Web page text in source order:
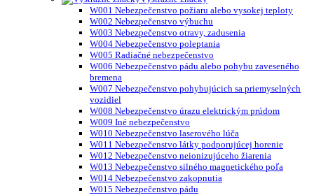
W001 Nebezpečenstvo požiaru alebo vysokej teploty
W002 Nebezpečenstvo výbuchu
W003 Nebezpečenstvo otravy, zadusenia
W004 Nebezpečenstvo poleptania
W005 Radiačné nebezpečenstvo
W006 Nebezpečenstvo pádu alebo pohybu zaveseného
bremena
W007 Nebezpečenstvo pohybujúcich sa priemyselných
vozidiel
W008 Nebezpečenstvo úrazu elektrickým prúdom
W009 Iné nebezpečenstvo
W010 Nebezpečenstvo laserového lúča
W011 Nebezpečenstvo látky podporujúcej horenie
W012 Nebezpečenstvo neionizujúceho žiarenia
W013 Nebezpečenstvo silného magnetického poľa
W014 Nebezpečenstvo zakopnutia
W015 Nebezpečenstvo pádu